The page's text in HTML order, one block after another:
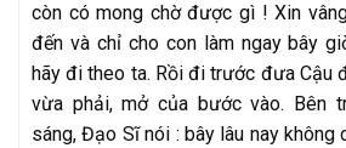
còn có mong chờ được gì ! Xin
đến và chỉ cho con làm ngay bây
hãy đi theo ta. Rồi đi trước đưa Cậu
vừa phải, mở của bước vào. Bên
sáng, Đạo Sĩ nói : bây lâu nay không